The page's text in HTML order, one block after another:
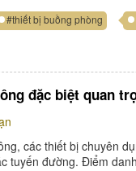
#thiết bị buồng phòng
đặc biệt quan
các thiết bị chuyên
tuyến đường. Điểm